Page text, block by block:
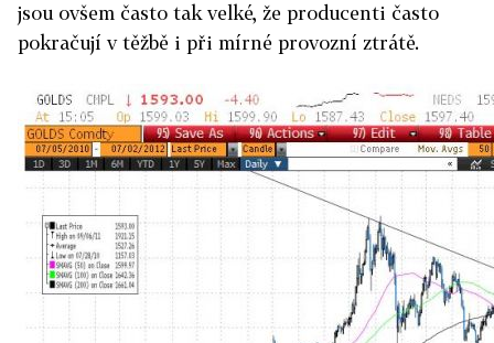
jsou ovšem často tak velké, že producenti často
pokračují v těžbě i při mírné provozní ztrátě.